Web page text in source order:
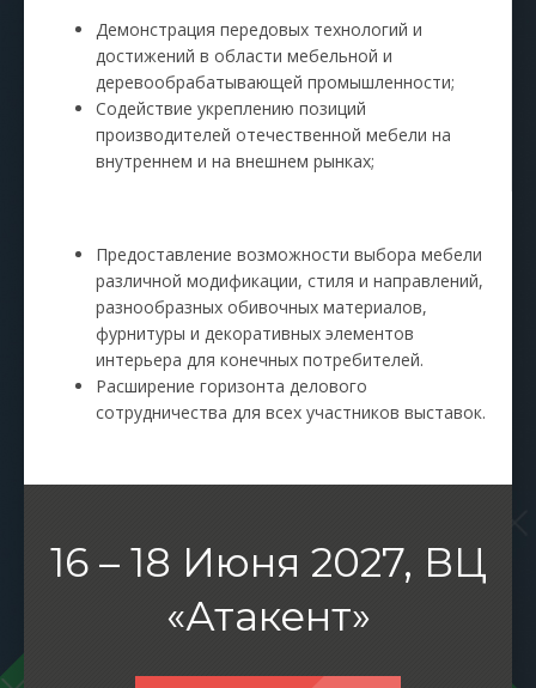
Демонстрация передовых технологий и
достижений в области мебельной и
деревообрабатывающей промышленности;
Содействие укреплению позиций
производителей отечественной мебели на
внутреннем и на внешнем рынках;
Предоставление возможности выбора мебели
различной модификации, стиля и направлений,
разнообразных обивочных материалов,
фурнитуры и декоративных элементов
интерьера для конечных потребителей.
Расширение горизонта делового
сотрудничества для всех участников выставок.
16 – 18 Июня 2027, ВЦ
«Атакент»